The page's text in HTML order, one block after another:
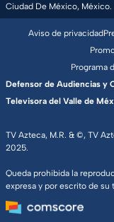
Ciudad De México, México.
TV Azteca, M.R. & ©, TV
2025.
Queda prohibida la
expresa y por escrito de su
Aviso de privacidad
Programa
Defensor de Audiencias y
Televisora del Valle de